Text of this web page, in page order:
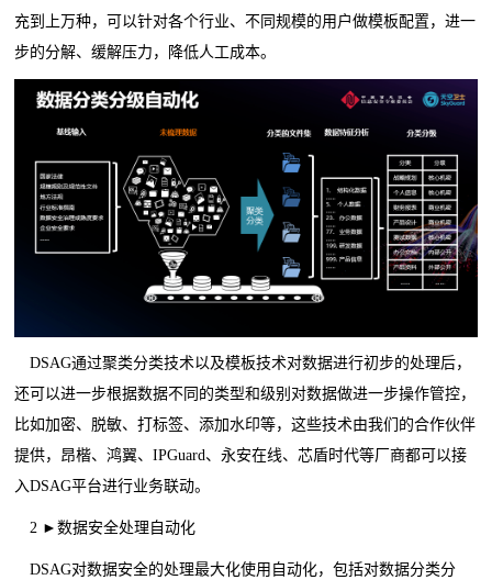
充到上万种，可以针对各个行业、不同规模的用户做模板配置，进一
步的分解、缓解压力，降低人工成本。
DSAG通过聚类分类技术以及模板技术对数据进行初步的处理后，
还可以进一步根据数据不同的类型和级别对数据做进一步操作管控，
比如加密、脱敏、打标签、添加水印等，这些技术由我们的合作伙伴
提供，昂楷、鸿翼、IPGuard、永安在线、芯盾时代等厂商都可以接
入DSAG平台进行业务联动。
2 ►数据安全处理自动化
DSAG对数据安全的处理最大化使用自动化，包括对数据分类分